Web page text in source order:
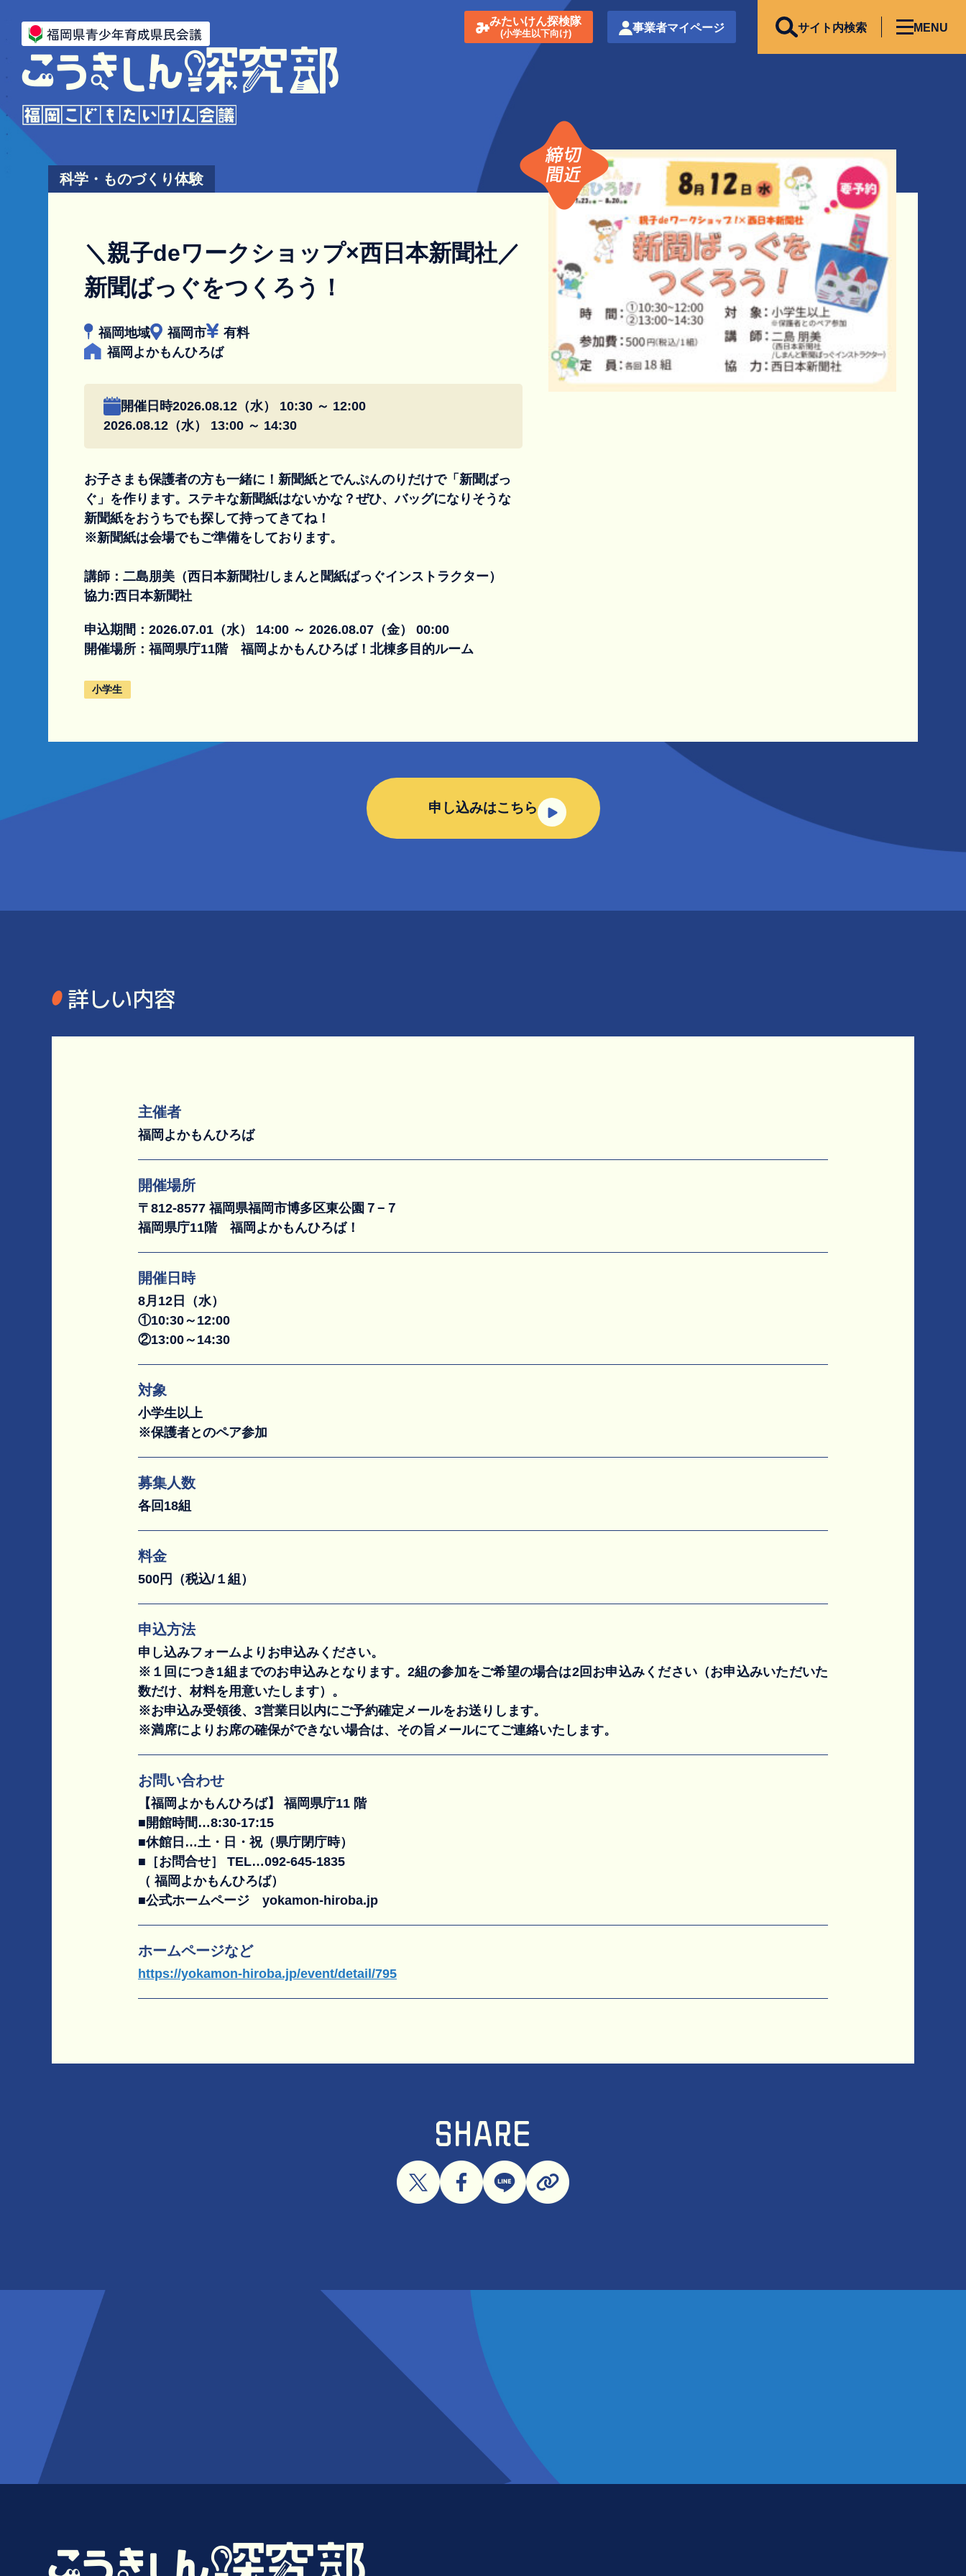
みたいけん探検隊
(小学生以下向け) 事業者マイページ サイト内検索 MENU
科学・ものづくり体験
＼親子deワークショップ×西日本新聞社／
新聞ばっぐをつくろう！
福岡地域 福岡市
有料
福岡よかもんひろば
開催日時2026.08.12（水） 10:30 ～ 12:00
2026.08.12（水） 13:00 ～ 14:30
お子さまも保護者の方も一緒に！新聞紙とでんぷんのりだけで「新聞ばっ
ぐ」を作ります。ステキな新聞紙はないかな？ぜひ、バッグになりそうな
新聞紙をおうちでも探して持ってきてね！
※新聞紙は会場でもご準備をしております。
講師：二島朋美（西日本新聞社/しまんと聞紙ばっぐインストラクター）
協力:西日本新聞社
申込期間：2026.07.01（水） 14:00 ～ 2026.08.07（金） 00:00
開催場所：福岡県庁11階 福岡よかもんひろば！北棟多目的ルーム
小学生
申し込みはこちら
詳しい内容
主催者
福岡よかもんひろば
開催場所
〒812-8577 福岡県福岡市博多区東公園７−７
福岡県庁11階 福岡よかもんひろば！
開催日時
8月12日（水）
①10:30～12:00
②13:00～14:30
対象
小学生以上
※保護者とのペア参加
募集人数
各回18組
料金
500円（税込/１組）
申込方法
申し込みフォームよりお申込みください。
※１回につき1組までのお申込みとなります。2組の参加をご希望の場合は2回お申込みください（お申込みいただいた
数だけ、材料を用意いたします）。
※お申込み受領後、3営業日以内にご予約確定メールをお送りします。
※満席によりお席の確保ができない場合は、その旨メールにてご連絡いたします。
お問い合わせ
【福岡よかもんひろば】 福岡県庁11 階
■開館時間…8:30-17:15
■休館日…土・日・祝（県庁閉庁時）
■［お問合せ］ TEL…092-645-1835
（ 福岡よかもんひろば）
■公式ホームページ yokamon-hiroba.jp
ホームページなど
https://yokamon-hiroba.jp/event/detail/795
SHARE